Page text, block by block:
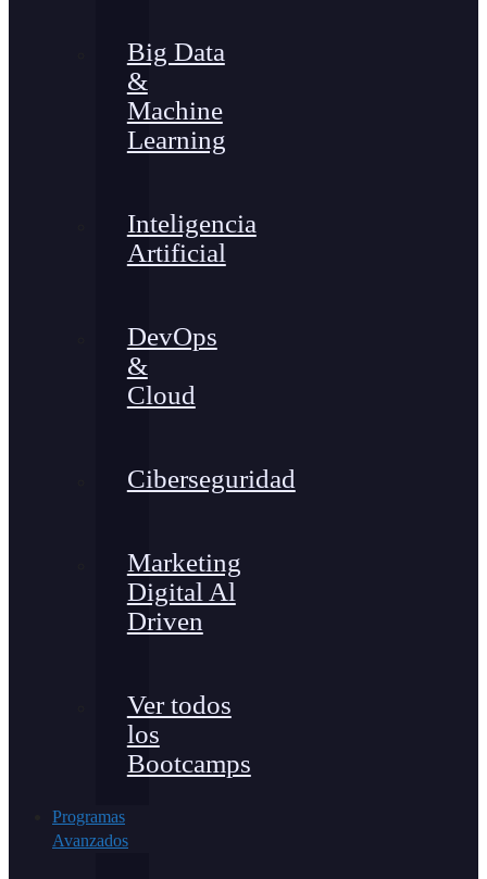
Big Data
&
Machine
Learning
Inteligencia
Artificial
DevOps
&
Cloud
Ciberseguridad
Marketing
Digital Al
Driven
Ver todos
los
Bootcamps
Programas
Avanzados